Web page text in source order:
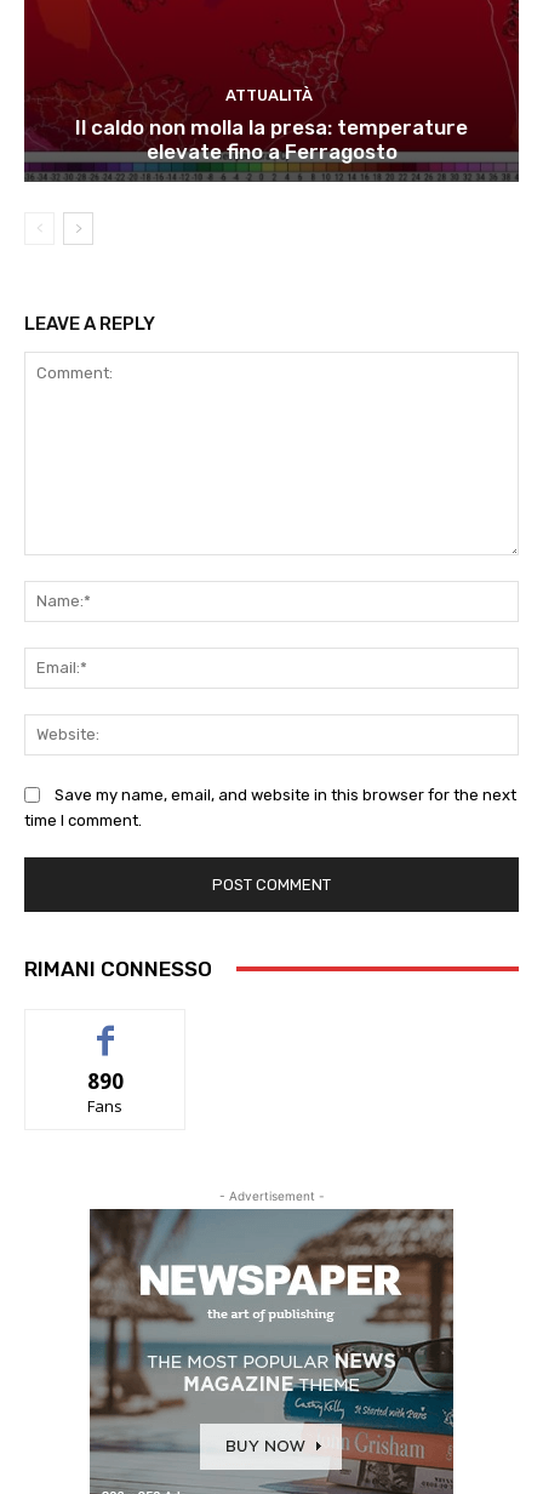
ATTUALITÀ
Il caldo non molla la presa: temperature
elevate fino a Ferragosto
LEAVE A REPLY
Save my name, email, and website in this browser for the next
time I comment.
RIMANI CONNESSO
890
Fans
- Advertisement -